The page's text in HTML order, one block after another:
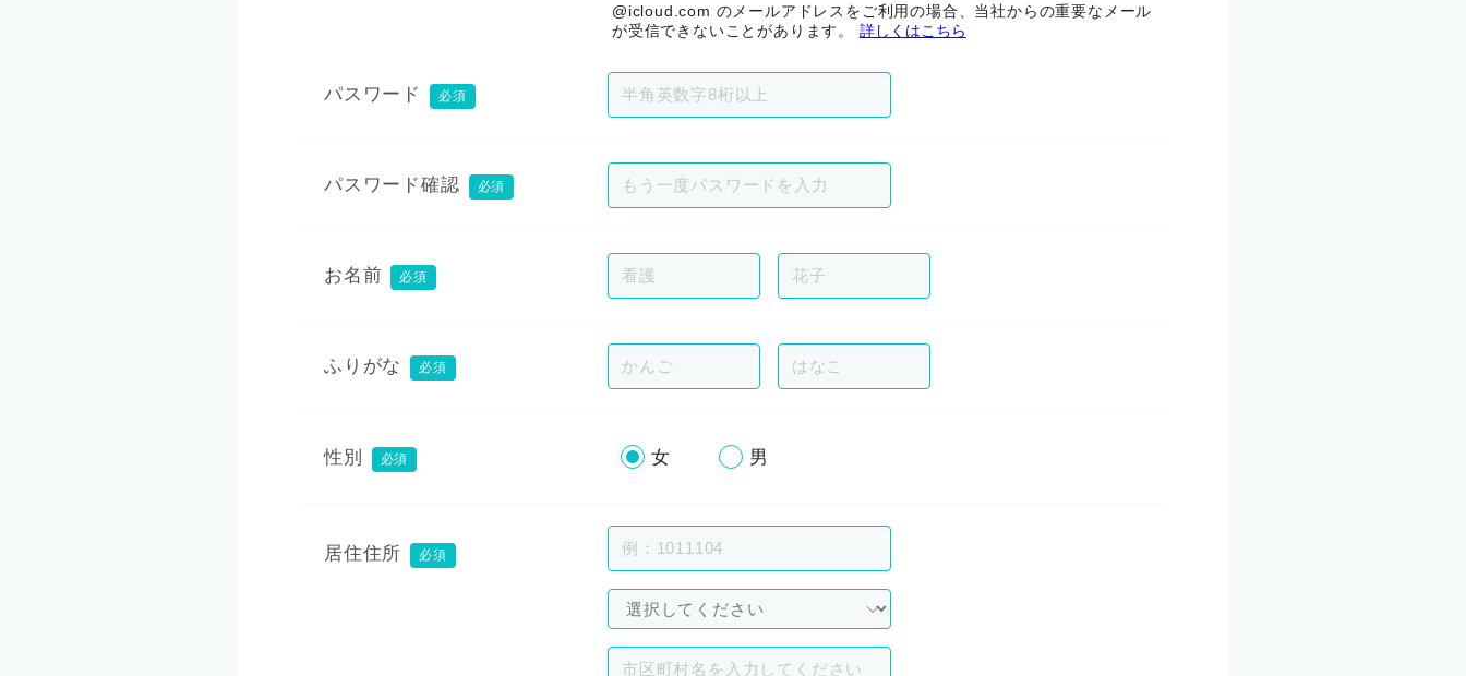
@icloud.com のメールアドレスをご利用の場合、当社からの重要なメール
が受信できないことがあります。 詳しくはこちら
パスワード 必須
パスワード確認 必須
お名前 必須
ふりがな 必須
性別 必須 女 男
居住住所 必須